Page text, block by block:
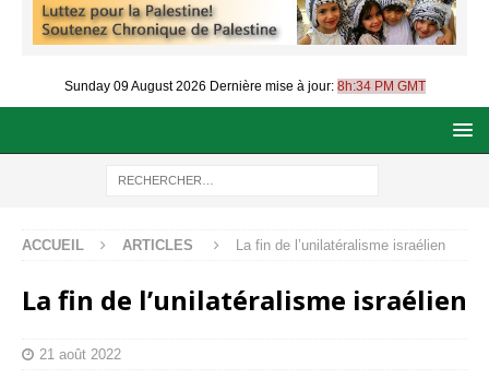
Sunday 09 August 2026 Dernière mise à jour: 8h:34 PM GMT
ACCUEIL ARTICLES La fin de l’unilatéralisme israélien
La fin de l’unilatéralisme israélien
21 août 2022